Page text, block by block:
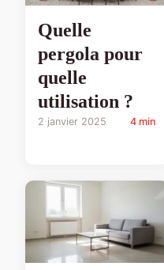
Quelle
pergola pour
quelle
utilisation ?
2 janvier 2025 4 min